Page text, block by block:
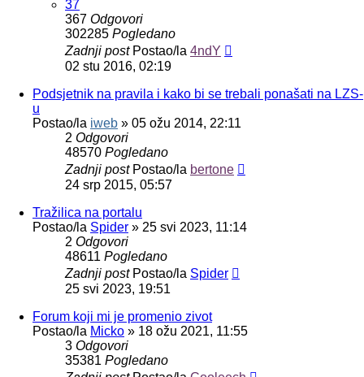
37
367 Odgovori
302285 Pogledano
Zadnji post Postao/la 4ndY
02 stu 2016, 02:19
Podsjetnik na pravila i kako bi se trebali ponašati na LZS-
u
Postao/la iweb » 05 ožu 2014, 22:11
2 Odgovori
48570 Pogledano
Zadnji post Postao/la bertone
24 srp 2015, 05:57
Tražilica na portalu
Postao/la Spider » 25 svi 2023, 11:14
2 Odgovori
48611 Pogledano
Zadnji post Postao/la Spider
25 svi 2023, 19:51
Forum koji mi je promenio zivot
Postao/la Micko » 18 ožu 2021, 11:55
3 Odgovori
35381 Pogledano